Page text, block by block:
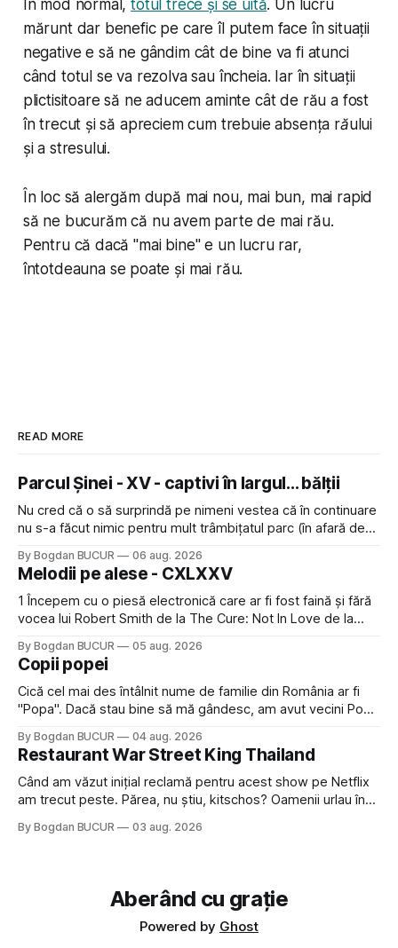
În mod normal,totul trece și se uită. Un lucru
mărunt dar benefic pe care îl putem face în situații
negative e să ne gândim cât de bine va fi atunci
când totul se va rezolva sau încheia. Iar în situații
plictisitoare să ne aducem aminte cât de rău a fost
în trecut și să apreciem cum trebuie absența răului
și a stresului.
În loc să alergăm după mai nou, mai bun, mai rapid
să ne bucurăm că nu avem parte de mai rău.
Pentru că dacă "mai bine" e un lucru rar,
întotdeaunase poate și mai rău.
READ MORE
Parcul Șinei - XV - captivi în largul... bălții
Nu cred că o să surprindă pe nimeni vestea că în continuare
nu s-a făcut nimic pentru mult trâmbițatul parc (în afară de
timp pui și latră prin gard la lumea care trece prin zonă). Am
avut, în schimb, o belea
By Bogdan BUCUR 06 aug. 2026
Melodii pe alese - CXLXXV
1 Începem cu o piesă electronică care ar fi fost faină și fără
vocea lui Robert Smith de la The Cure: Not In Love de la
a dovedit că jumătatea masculină a acelui duo era cam
dubioasă...) 2. Băgăm la
By Bogdan BUCUR 05 aug. 2026
Copii popei
Cică cel mai des întâlnit nume de familie din România ar fi
"Popa". Dacă stau bine să mă gândesc, am avut vecini Popa
Dexonline spune de etimologia termenului de popă că ar
veni din slava veche, popŭ,
By Bogdan BUCUR 04 aug. 2026
Restaurant War Street King Thailand
Când am văzut inițial reclamă pentru acest show pe Netflix
am trecut peste. Părea, nu știu, kitschos? Oamenii urlau în
fine dining din alte show-uri... așa că am zis pas. Apoi ceva,
By Bogdan BUCUR 03 aug. 2026
Aberând cu grație
Powered by Ghost